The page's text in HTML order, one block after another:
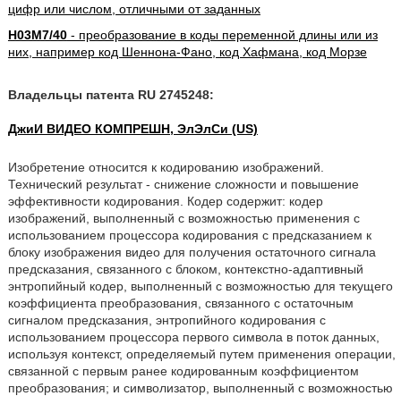
цифр или числом, отличными от заданных
H03M7/40- преобразование в коды переменной длины или из
них, например код Шеннона-Фано, код Хафмана, код Морзе
Владельцы патента RU 2745248:
ДжиИ ВИДЕО КОМПРЕШН, ЭлЭлСи (US)
Изобретение относится к кодированию изображений.
Технический результат - снижение сложности и повышение
эффективности кодирования. Кодер содержит: кодер
изображений, выполненный с возможностью применения с
использованием процессора кодирования с предсказанием к
блоку изображения видео для получения остаточного сигнала
предсказания, связанного с блоком, контекстно-адаптивный
энтропийный кодер, выполненный с возможностью для текущего
коэффициента преобразования, связанного с остаточным
сигналом предсказания, энтропийного кодирования с
использованием процессора первого символа в поток данных,
используя контекст, определяемый путем применения операции,
связанной с первым ранее кодированным коэффициентом
преобразования; и символизатор, выполненный с возможностью